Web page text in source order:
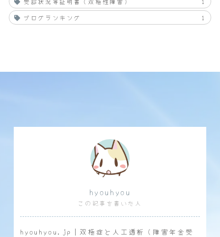
ブログランキング
1
hyouhyou
この記事を書いた人
hyouhyou.jp｜双極症と人工透析（障害年金受